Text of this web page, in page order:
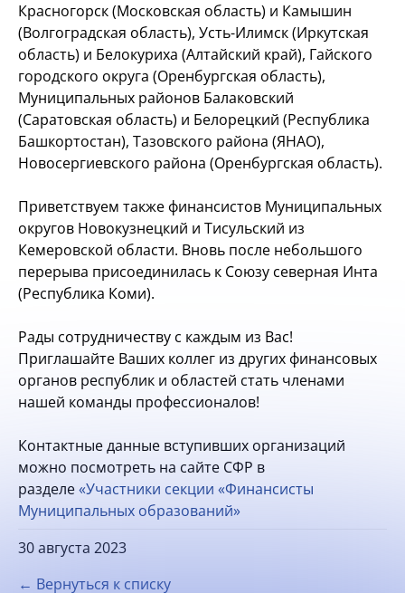
Красногорск (Московская область) и Камышин
(Волгоградская область), Усть-Илимск (Иркутская
область) и Белокуриха (Алтайский край), Гайского
городского округа (Оренбургская область),
Муниципальных районов Балаковский
(Саратовская область) и Белорецкий (Республика
Башкортостан), Тазовского района (ЯНАО),
Новосергиевского района (Оренбургская область).
Приветствуем также финансистов Муниципальных
округов Новокузнецкий и Тисульский из
Кемеровской области. Вновь после небольшого
перерыва присоединилась к Союзу северная Инта
(Республика Коми).
Рады сотрудничеству с каждым из Вас!
Приглашайте Ваших коллег из других финансовых
органов республик и областей стать членами
нашей команды профессионалов!
Контактные данные вступивших организаций
можно посмотреть на сайте СФР в
разделе«Участники секции «Финансисты
Муниципальных образований»
30 августа 2023
← Вернуться к списку